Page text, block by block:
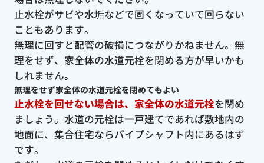
止水栓がサビや水垢などで固くなっていて回らない
こともあります。
無理に回すと配管の破損につながりかねません。無
理をせず、家全体の水道元栓を閉める方が早いかも
しれません。
無理をせず家全体の水道元栓を閉めてもよい
止水栓を回せない場合は、家全体の水道元栓を閉め
ましょう。水道の元栓は一戸建てであれば敷地内の
地面に、集合住宅ならパイプシャフト内にあるはず
です。